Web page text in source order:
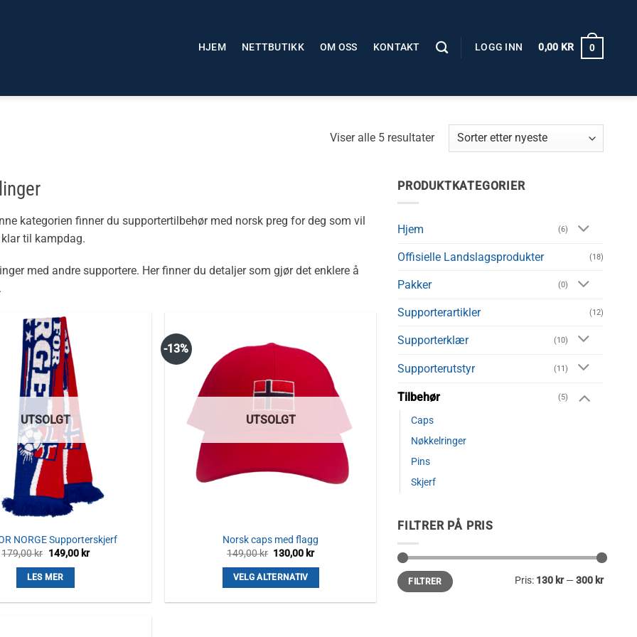
HJEM NETTBUTIKK OM OSS KONTAKT LOGG INN 0,00 KR 0
Viser alle 5 resultaterSortert
etter
kategorien finner du supportertilbehør med norsk preg for deg som vil
til kampdag.
med andre supportere. Her finner du detaljer som gjør det enklere å
UTSOLGT
NORGE Supporterskjerf
179,00kr Opprinnelig
var:
179,00 kr.
149,00 krNåværende
LES MER
-13%
UTSOLGT
Norsk caps med flagg
149,00kr Opprinnelig
var:
149,00 kr.
130,00 krNåværende
VELG ALTERNATIV
PRODUKTKATEGORIER
Hjem (6)
Offisielle Landslagsprodukter (18)
Pakker (0)
Supporterartikler (12)
Supporterklær (10)
Supporterutstyr (11)
Tilbehør (5)
Caps
Nøkkelringer
Pins
Skjerf
FILTRER PÅ PRIS
Min.
pris
Makspris
FILTRER Pris: 130 kr—300 kr